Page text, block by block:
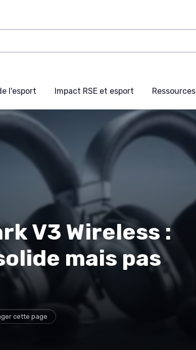
l'esport Impact RSE et esport Ressources
V3 Wireless :
mais pas
cette page